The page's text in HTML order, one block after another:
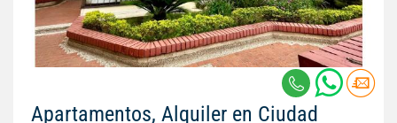
Apartamentos, Alquiler en Ciudad